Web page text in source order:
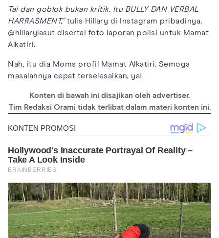
Tai dan goblok bukan kritik. Itu BULLY DAN VERBAL
HARRASMENT,"tulis Hillary di Instagram pribadinya,
@hillarylasut disertai foto laporan polisi untuk Mamat
Alkatiri.
Nah, itu dia Moms profil Mamat Alkatiri. Semoga
masalahnya cepat terselesaikan, ya!
Konten di bawah ini disajikan oleh advertiser.
Tim Redaksi Orami tidak terlibat dalam materi konten ini.